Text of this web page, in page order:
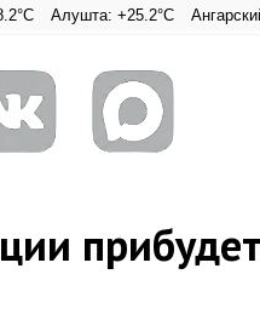
Адмиральская
+25.2°C Ангарский
прибудет